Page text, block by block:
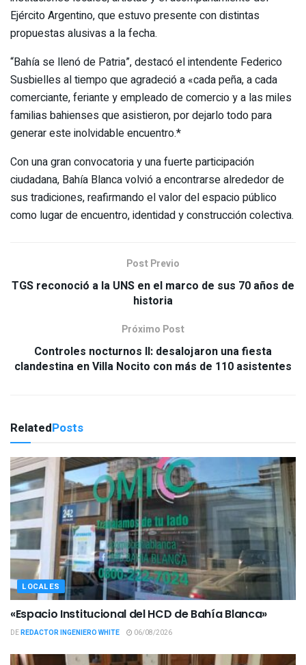
Ejército Argentino, que estuvo presente con distintas
propuestas alusivas a la fecha.
“Bahía se llenó de Patria”, destacó el intendente Federico
Susbielles al tiempo que agradeció a «cada peña, a cada
comerciante, feriante y empleado de comercio y a las miles
familias bahienses que asistieron, por dejarlo todo para
generar este inolvidable encuentro.*
Con una gran convocatoria y una fuerte participación
ciudadana, Bahía Blanca volvió a encontrarse alrededor de
sus tradiciones, reafirmando el valor del espacio público
como lugar de encuentro, identidad y construcción colectiva.
Post Previo
TGS reconoció a la UNS en el marco de sus 70 años de
historia
Próximo Post
Controles nocturnos ll: desalojaron una fiesta
clandestina en Villa Nocito con más de 110 asistentes
RelatedPosts
LOCALES
«Espacio Institucional del HCD de Bahía Blanca»
DEREDACTOR INGENIERO WHITE 06/08/2026